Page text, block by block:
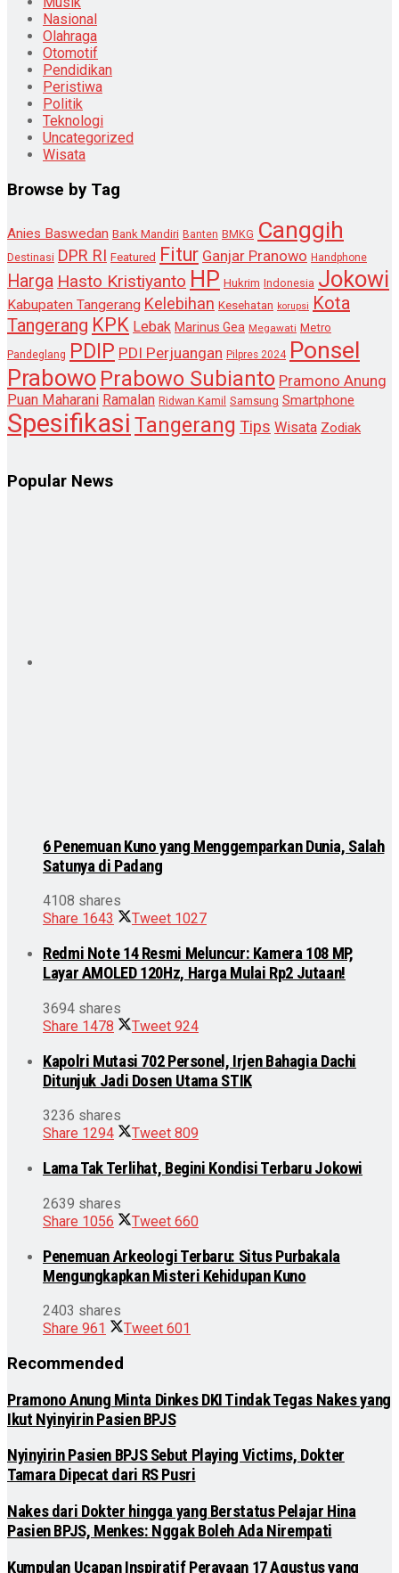
Nasional
Olahraga
Otomotif
Pendidikan
Peristiwa
Politik
Teknologi
Uncategorized
Wisata
Browse by Tag
Anies Baswedan Bank Mandiri Banten BMKG Canggih
Destinasi DPR RI Featured Fitur Ganjar Pranowo Handphone
Harga Hasto Kristiyanto HP Hukrim Indonesia Jokowi
Kabupaten Tangerang Kelebihan Kesehatan korupsi Kota
Tangerang KPK Lebak Marinus Gea Megawati Metro
Pandeglang PDIP PDI Perjuangan Pilpres 2024 Ponsel
Prabowo Prabowo Subianto Pramono Anung
Puan Maharani Ramalan Ridwan Kamil Samsung Smartphone
Spesifikasi Tangerang Tips Wisata Zodiak
Popular News
6 Penemuan Kuno yang Menggemparkan Dunia, Salah
Satunya di Padang
4108 shares
Share 1643 Tweet 1027
Redmi Note 14 Resmi Meluncur: Kamera 108 MP,
Layar AMOLED 120Hz, Harga Mulai Rp2 Jutaan!
3694 shares
Share 1478 Tweet 924
Kapolri Mutasi 702 Personel, Irjen Bahagia Dachi
Ditunjuk Jadi Dosen Utama STIK
3236 shares
Share 1294 Tweet 809
Lama Tak Terlihat, Begini Kondisi Terbaru Jokowi
2639 shares
Share 1056 Tweet 660
Penemuan Arkeologi Terbaru: Situs Purbakala
Mengungkapkan Misteri Kehidupan Kuno
2403 shares
Share 961 Tweet 601
Recommended
Pramono Anung Minta Dinkes DKI Tindak Tegas Nakes yang
Ikut Nyinyirin Pasien BPJS
Nyinyirin Pasien BPJS Sebut Playing Victims, Dokter
Tamara Dipecat dari RS Pusri
Nakes dari Dokter hingga yang Berstatus Pelajar Hina
Pasien BPJS, Menkes: Nggak Boleh Ada Nirempati
Kumpulan Ucapan Inspiratif Perayaan 17 Agustus yang